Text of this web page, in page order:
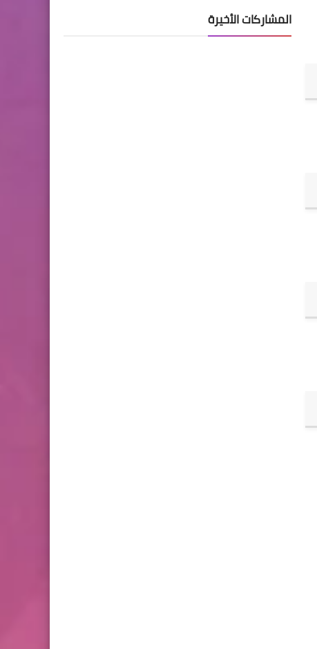
المشاركات الأخيرة